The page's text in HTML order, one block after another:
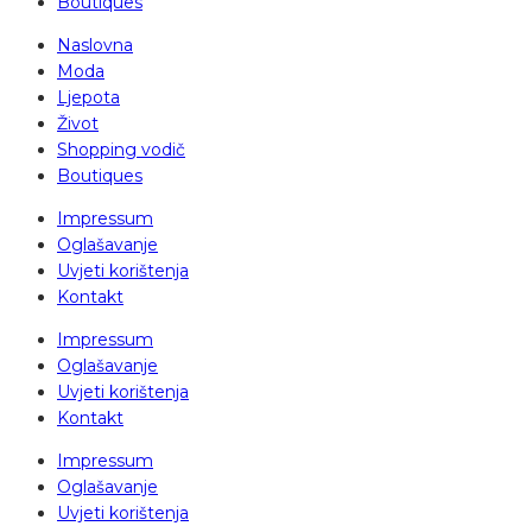
Naslovna
Moda
Ljepota
Život
Shopping vodič
Boutiques
Impressum
Oglašavanje
Uvjeti korištenja
Kontakt
Impressum
Oglašavanje
Uvjeti korištenja
Kontakt
Impressum
Oglašavanje
Uvjeti korištenja